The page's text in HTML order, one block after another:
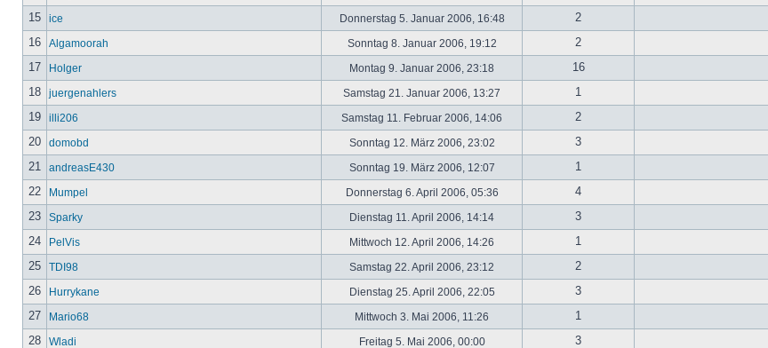
15
ice Donnerstag 5. Januar 2006, 16:48
2
16
Algamoorah Sonntag 8. Januar 2006, 19:12
2
17
Holger Montag 9. Januar 2006, 23:18
16
18
juergenahlers Samstag 21. Januar 2006, 13:27
1
19
illi206 Samstag 11. Februar 2006, 14:06
2
20
domobd Sonntag 12. März 2006, 23:02
3
21
andreasE430 Sonntag 19. März 2006, 12:07
1
22
Mumpel Donnerstag 6. April 2006, 05:36
4
23
Sparky Dienstag 11. April 2006, 14:14
3
24
PelVis Mittwoch 12. April 2006, 14:26
1
25
TDI98 Samstag 22. April 2006, 23:12
2
26
Hurrykane Dienstag 25. April 2006, 22:05
3
27
Mario68 Mittwoch 3. Mai 2006, 11:26
1
28
Wladi Freitag 5. Mai 2006, 00:00
3